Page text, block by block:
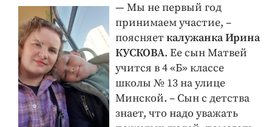
— Мы не первый год
принимаем участие, ­–
поясняет калужанка Ирина
КУСКОВА. Ее сын Матвей
учится в 4 «Б» классе
школы № 13 на улице
Минской. – Сын с детства
знает, что надо уважать